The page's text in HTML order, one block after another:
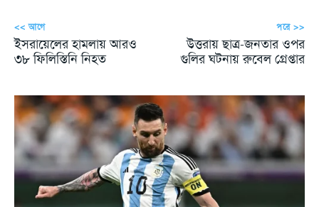
<< আগে
ইসরায়েলের হামলায় আরও
৩৮ ফিলিস্তিনি নিহত
পরে >>
উত্তরায় ছাত্র-জনতার ওপর
গুলির ঘটনায় রুবেল গ্রেপ্তার